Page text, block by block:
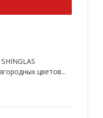
Юта
Европа
Тоскана
цветов...